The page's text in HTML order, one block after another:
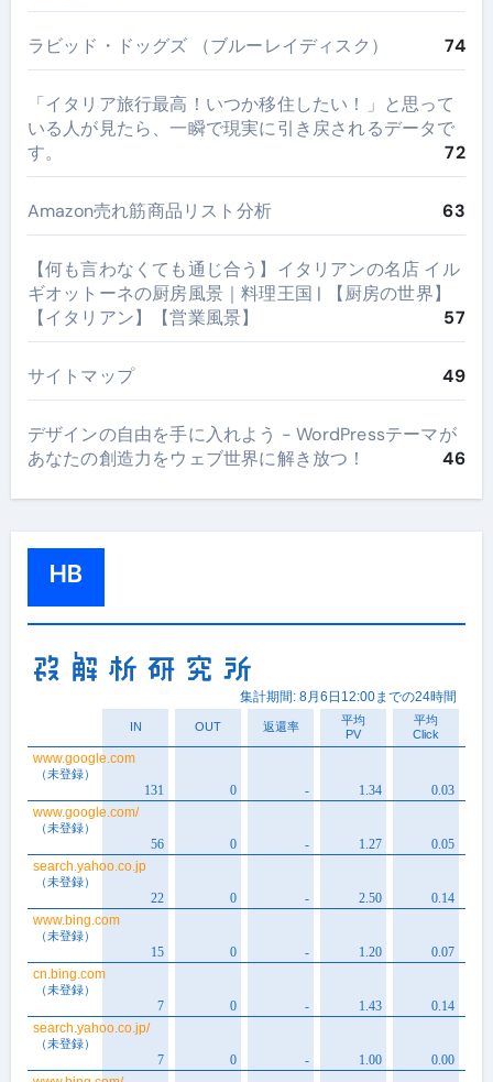
ラビッド・ドッグズ （ブルーレイディスク） 74
​「イタリア旅行最高！いつか移住したい！」と思って
いる人が見たら、一瞬で現実に引き戻されるデータで
す。
72
Amazon売れ筋商品リスト分析 63
【何も言わなくても通じ合う】イタリアンの名店 イル
ギオットーネの厨房風景｜料理王国 | 【厨房の世界】
【イタリアン】【営業風景】
57
サイトマップ 49
デザインの自由を手に入れよう - WordPressテーマが
あなたの創造力をウェブ世界に解き放つ！
46
HB